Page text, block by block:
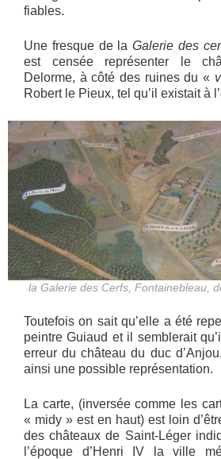
fiables.
Une fresque de la Galerie des
est censée représenter le
Delorme, à côté des ruines du «
Robert le Pieux, tel qu’il existait à
la Galerie des Cerfs, Fontainebleau,
Toutefois on sait qu’elle a été
peintre Guiaud et il semblerait
erreur du château du duc
ainsi une possible représentation.
La carte, (inversée comme les
« midy » est en haut) est loin
des châteaux de Saint-Léger
l’époque d’Henri IV la ville